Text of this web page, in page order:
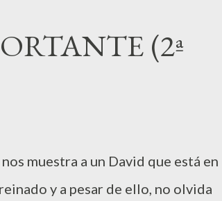
dormir en su propia casa,
el país y sus compañeros.
Urias fallece. El profeta Natán,
se atreve a denunciar el pecado
(2ª
muestra a un David que está en
y a pesar de ello, no olvida